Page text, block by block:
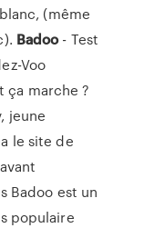
(même
Badoo- Test
Voo
ça marche ?
jeune
le site de
Badoo est un
populaire